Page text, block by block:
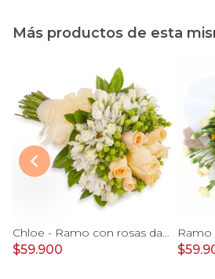
Más productos de esta
Chloe - Ramo con rosas damasco, hypericum verde y minirosas blanco
$59.900